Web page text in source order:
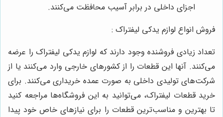
اجزای داخلی در برابر آسیب محافظت می‌کنند.
فروش انواع لوازم یدکی لیفتراک :
تعداد زیادی فروشنده وجود دارند که لوازم یدکی لیفتراک را عرضه
می‌کنند. آنها این قطعات را از کشورهای خارجی وارد می‌کنند یا از
شرکت‌های تولیدی داخلی به صورت عمده خریداری می‌کنند. برای
خرید قطعات لیفتراک، می‌توانید به این فروشگاه‌ها مراجعه کنید
تا بهترین و مناسب‌ترین قطعات را برای نیازهای خاص خود پیدا